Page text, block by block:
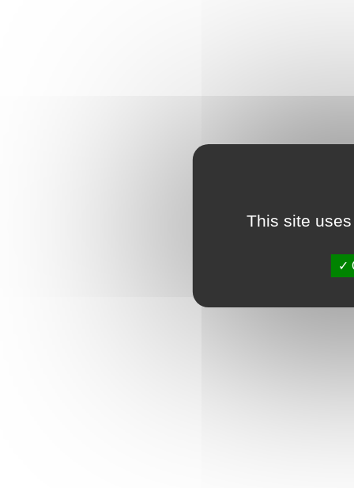
This site